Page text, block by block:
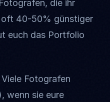
die ihr
40-50% günstiger
euch das Portfolio
Fotografen
wenn sie eure